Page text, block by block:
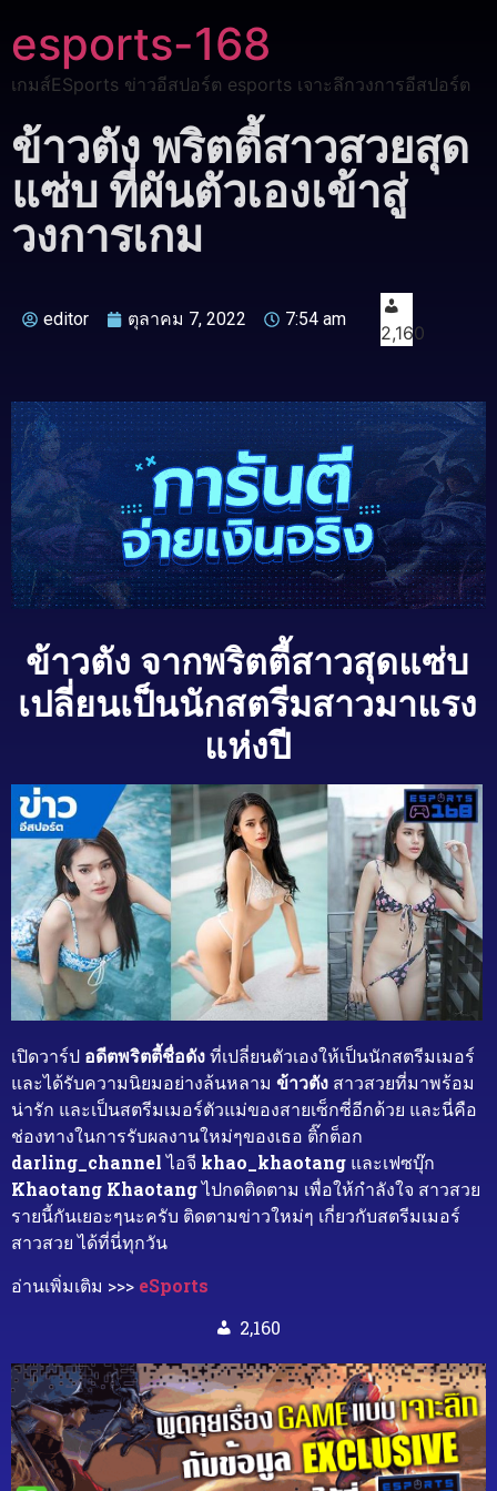
esports-168
เกมส์ESports ข่าวอีสปอร์ต esports เจาะลึกวงการอีสปอร์ต
ข้าวตัง พริตตี้สาวสวยสุด
แซ่บ ที่ผันตัวเองเข้าสู่
วงการเกม
editor ตุลาคม 7, 2022 7:54 am
2,160
ข้าวตัง จากพริตตี้สาวสุดแซ่บ
เปลี่ยนเป็นนักสตรีมสาวมาแรง
แห่งปี
เปิดวาร์ป อดีตพริตตี้ชื่อดังที่เปลี่ยนตัวเองให้เป็นนักสตรีมเมอร์
และได้รับความนิยมอย่างล้นหลาม ข้าวตัง สาวสวยที่มาพร้อม
น่ารัก และเป็นสตรีมเมอร์ตัวแม่ของสายเซ็กซี่อีกด้วย และนี่คือ
ช่องทางในการรับผลงานใหม่ๆของเธอ ติ๊กต็อก
darling_channelไอจี khao_khaotang และเฟซบุ๊ก
Khaotang Khaotangไปกดติดตาม เพื่อให้กำลังใจ สาวสวย
รายนี้กันเยอะๆนะครับ ติดตามข่าวใหม่ๆ เกี่ยวกับสตรีมเมอร์
สาวสวย ได้ที่นี่ทุกวัน
อ่านเพิ่มเติม >>> eSports
2,160